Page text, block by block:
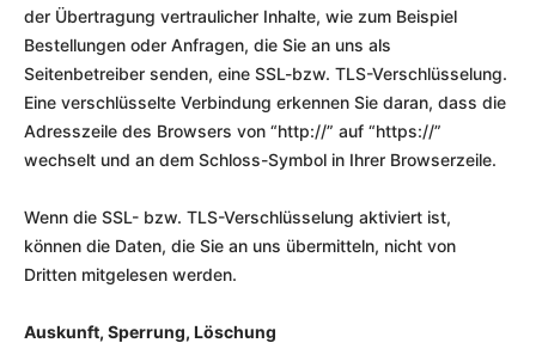
der Übertragung vertraulicher Inhalte, wie zum Beispiel
Bestellungen oder Anfragen, die Sie an uns als
Seitenbetreiber senden, eine SSL-bzw. TLS-Verschlüsselung.
Eine verschlüsselte Verbindung erkennen Sie daran, dass die
Adresszeile des Browsers von “http://” auf “https://”
wechselt und an dem Schloss-Symbol in Ihrer Browserzeile.
Wenn die SSL- bzw. TLS-Verschlüsselung aktiviert ist,
können die Daten, die Sie an uns übermitteln, nicht von
Dritten mitgelesen werden.
Auskunft, Sperrung, Löschung